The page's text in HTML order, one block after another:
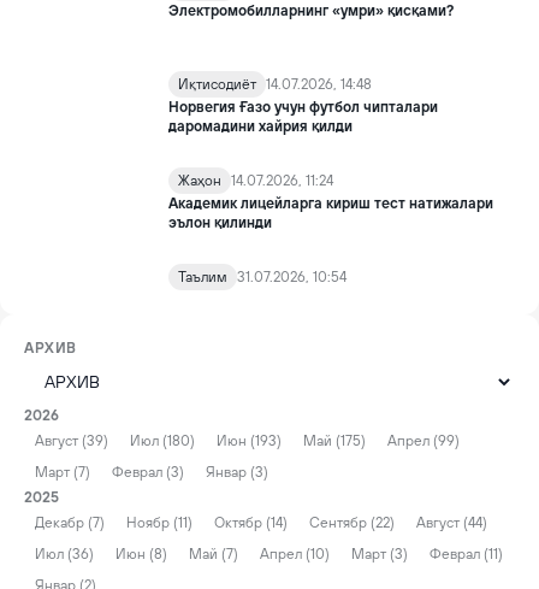
Электромобилларнинг «умри» қисқами?
Иқтисодиёт 14.07.2026, 14:48
Норвегия Ғазо учун футбол чипталари
даромадини хайрия қилди
Жаҳон
14.07.2026, 11:24
Академик лицейларга кириш тест натижалари
эълон қилинди
Таълим 31.07.2026, 10:54
АРХИВ
2026
Август (39)
Июл (180) Июн (193) Май (175)
Апрел (99)
Март (7)
Феврал (3)
Январ (3)
2025
Декабр (7)
Ноябр (11) Октябр (14) Сентябр (22)
Август (44)
Июл (36)
Июн (8) Май (7) Апрел (10) Март (3)
Феврал (11)
Январ (2)